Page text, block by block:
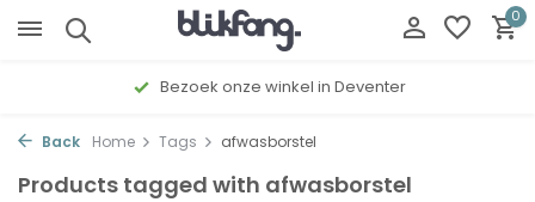
0
Bezoek onze winkel in Deventer
Back Home Tags afwasborstel
Products tagged with afwasborstel